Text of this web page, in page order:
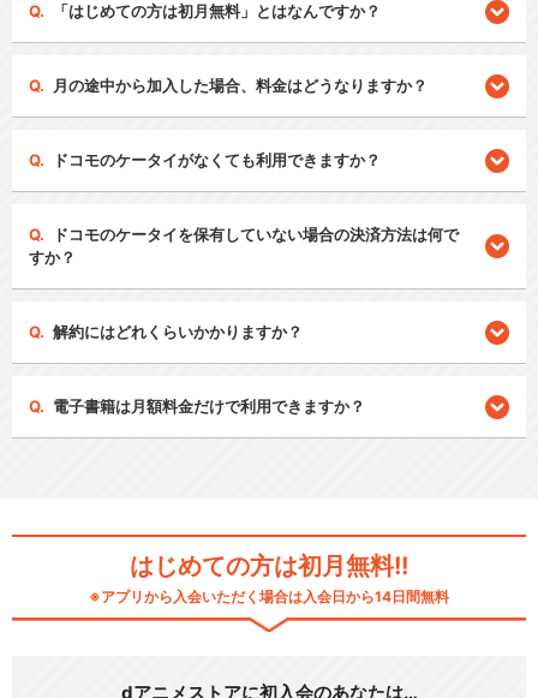
「はじめての方は初月無料」とはなんですか？
月の途中から加入した場合、料金はどうなりますか？
ドコモのケータイがなくても利用できますか？
ドコモのケータイを保有していない場合の決済方法は何で
すか？
解約にはどれくらいかかりますか？
電子書籍は月額料金だけで利用できますか？
はじめての方は初月無料!!
※アプリから入会いただく場合は入会日から14日間無料
dアニメストアに初入会のあなたは…